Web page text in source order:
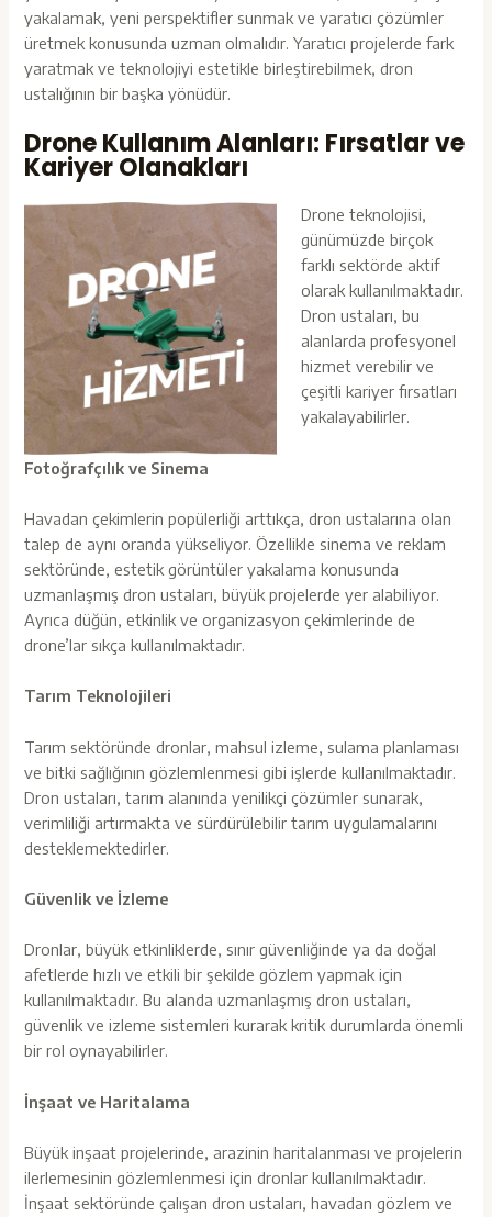
yakalamak, yeni perspektifler sunmak ve yaratıcı çözümler
üretmek konusunda uzman olmalıdır. Yaratıcı projelerde fark
yaratmak ve teknolojiyi estetikle birleştirebilmek, dron
ustalığının bir başka yönüdür.
Drone Kullanım Alanları: Fırsatlar ve
Kariyer Olanakları
Drone teknolojisi,
günümüzde birçok
farklı sektörde aktif
olarak kullanılmaktadır.
Dron ustaları, bu
alanlarda profesyonel
hizmet verebilir ve
çeşitli kariyer fırsatları
yakalayabilirler.
Fotoğrafçılık ve Sinema
Havadan çekimlerin popülerliği arttıkça, dron ustalarına olan
talep de aynı oranda yükseliyor. Özellikle sinema ve reklam
sektöründe, estetik görüntüler yakalama konusunda
uzmanlaşmış dron ustaları, büyük projelerde yer alabiliyor.
Ayrıca düğün, etkinlik ve organizasyon çekimlerinde de
drone’lar sıkça kullanılmaktadır.
Tarım Teknolojileri
Tarım sektöründe dronlar, mahsul izleme, sulama planlaması
ve bitki sağlığının gözlemlenmesi gibi işlerde kullanılmaktadır.
Dron ustaları, tarım alanında yenilikçi çözümler sunarak,
verimliliği artırmakta ve sürdürülebilir tarım uygulamalarını
desteklemektedirler.
Güvenlik ve İzleme
Dronlar, büyük etkinliklerde, sınır güvenliğinde ya da doğal
afetlerde hızlı ve etkili bir şekilde gözlem yapmak için
kullanılmaktadır. Bu alanda uzmanlaşmış dron ustaları,
güvenlik ve izleme sistemleri kurarak kritik durumlarda önemli
bir rol oynayabilirler.
İnşaat ve Haritalama
Büyük inşaat projelerinde, arazinin haritalanması ve projelerin
ilerlemesinin gözlemlenmesi için dronlar kullanılmaktadır.
İnşaat sektöründe çalışan dron ustaları, havadan gözlem ve